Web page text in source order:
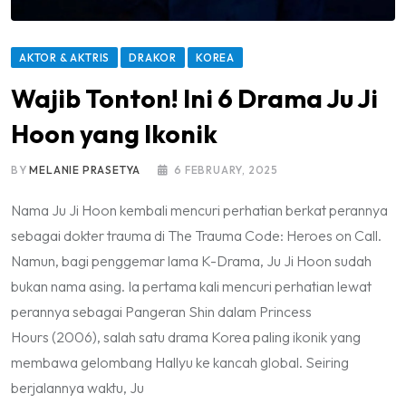
AKTOR & AKTRIS DRAKOR KOREA
Wajib Tonton! Ini 6 Drama Ju Ji
Hoon yang Ikonik
BYMELANIE PRASETYA 6 FEBRUARY, 2025
Nama Ju Ji Hoon kembali mencuri perhatian berkat perannya
sebagai dokter trauma di The Trauma Code: Heroes on Call.
Namun, bagi penggemar lama K-Drama, Ju Ji Hoon sudah
bukan nama asing. Ia pertama kali mencuri perhatian lewat
perannya sebagai Pangeran Shin dalam Princess
Hours (2006), salah satu drama Korea paling ikonik yang
membawa gelombang Hallyu ke kancah global. Seiring
berjalannya waktu, Ju